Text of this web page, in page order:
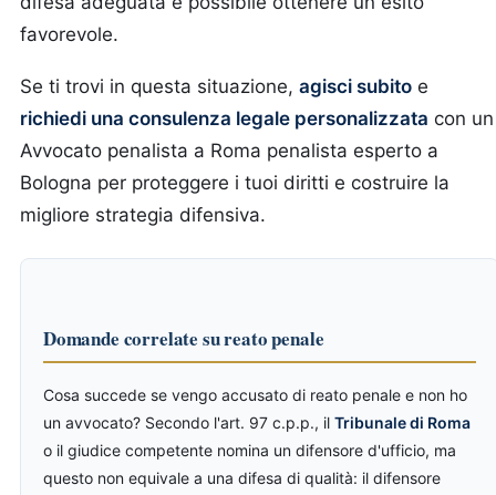
favorevole.
Se ti trovi in questa situazione, agisci subito e
richiedi una consulenza legale personalizzata con un
Avvocato penalista a Roma penalista esperto a
Bologna per proteggere i tuoi diritti e costruire la
migliore strategia difensiva.
Domande correlate su reato penale
Cosa succede se vengo accusato di reato penale e non ho
un avvocato? Secondo l'art. 97 c.p.p., il Tribunale di Roma
o il giudice competente nomina un difensore d'ufficio, ma
questo non equivale a una difesa di qualità: il difensore